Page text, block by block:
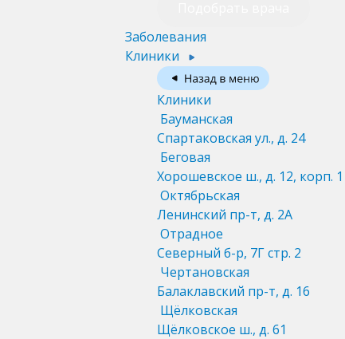
Заболевания
Клиники
Клиники
Бауманская
Спартаковская ул., д. 24
Беговая
Хорошевское ш., д. 12, корп. 1
Октябрьская
Ленинский пр-т, д. 2А
Отрадное
Северный б-р, 7Г стр. 2
Чертановская
Балаклавский пр-т, д. 16
Щёлковская
Щёлковское ш., д. 61